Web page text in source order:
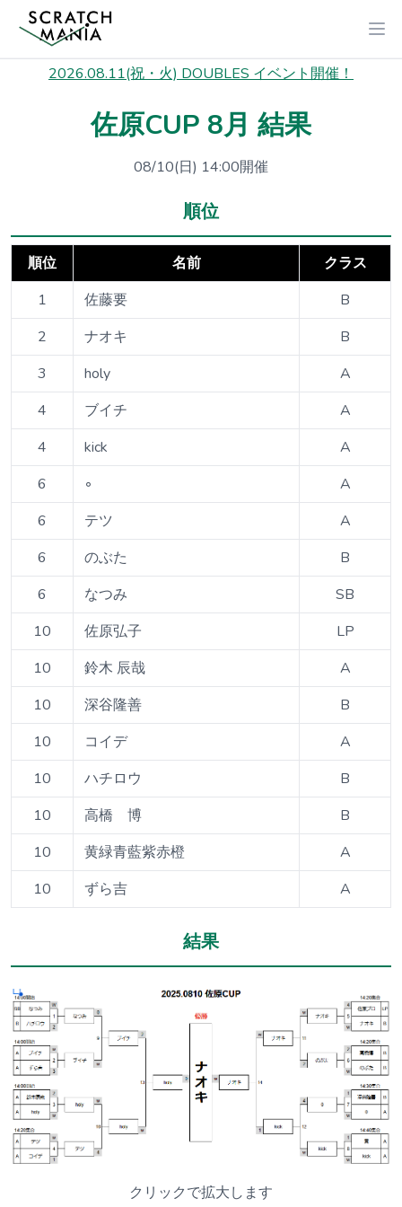
2026.08.11(祝・火) DOUBLES イベント開催！
佐原CUP 8月 結果
08/10(日) 14:00開催
順位
順位 名前
クラス
1
佐藤要
B
2
ナオキ
B
3
holy
A
4
ブイチ
A
4
kick
A
6
◦
A
6
テツ
A
6
のぶた
B
6
なつみ
SB
10
佐原弘子
LP
10
鈴木 辰哉
A
10
深谷隆善
B
10
コイデ
A
10
ハチロウ
B
10
高橋 博
B
10
黄緑青藍紫赤橙
A
10
ずら吉 A
結果
クリックで拡大します